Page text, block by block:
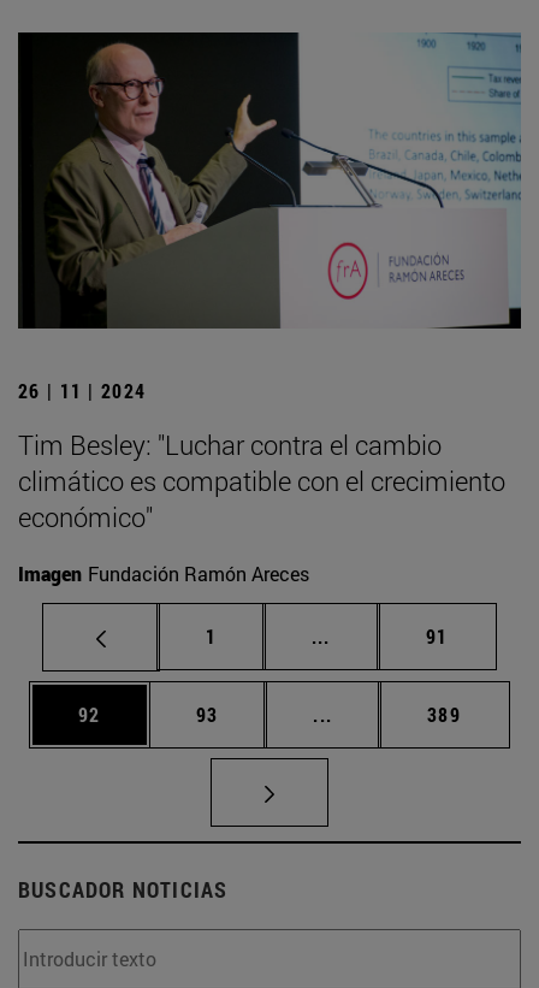
26 | 11 | 2024
Tim Besley: "Luchar contra el cambio
climático es compatible con el crecimiento
económico"
Imagen Fundación Ramón Areces
Página
1 ... Páginas intermedias
Página
91
Página
92 Página
93 ... Páginas intermedias
Página
389
BUSCADOR NOTICIAS